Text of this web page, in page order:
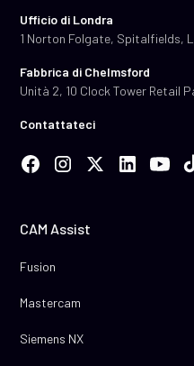
Ufficio di Londra
1 Norton Folgate, Spitalfields,
Fabbrica di Chelmsford
Unità 2, 10 Clock Tower Retail
Contattateci
CAM Assist
Fusion
Mastercam
Siemens NX